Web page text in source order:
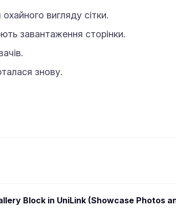
вигляду сітки.
завантаження сторінки.
знову.
Block in UniLink (Showcase Photos